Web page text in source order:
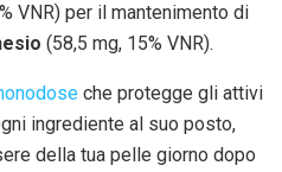
VNR) per il mantenimento di
(58,5 mg, 15% VNR).
che protegge gli attivi
ingrediente al suo posto,
della tua pelle giorno dopo